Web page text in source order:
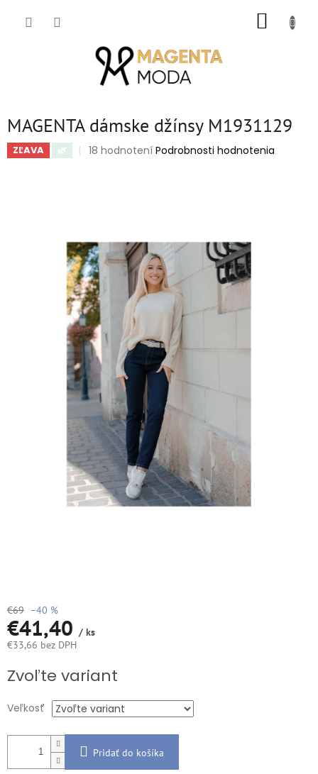
MAGENTA dámske džínsy M1931129
ZĽAVA 🌿
Priemerné
hviezdičiek.
18 hodnotení Podrobnosti hodnotenia
€69 –40 %
€41,40 / ks
€33,66 bez DPH
cena:
Zvoľte variant
Veľkosť
Pridať do košíka